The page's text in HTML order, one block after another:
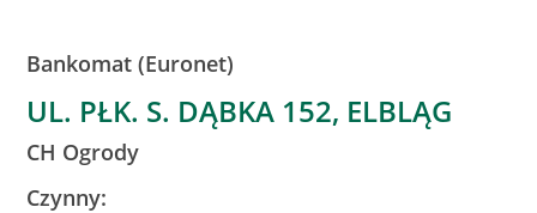
Bankomat (Euronet)
UL. PŁK. S. DĄBKA 152, ELBLĄG
CH Ogrody
Czynny: